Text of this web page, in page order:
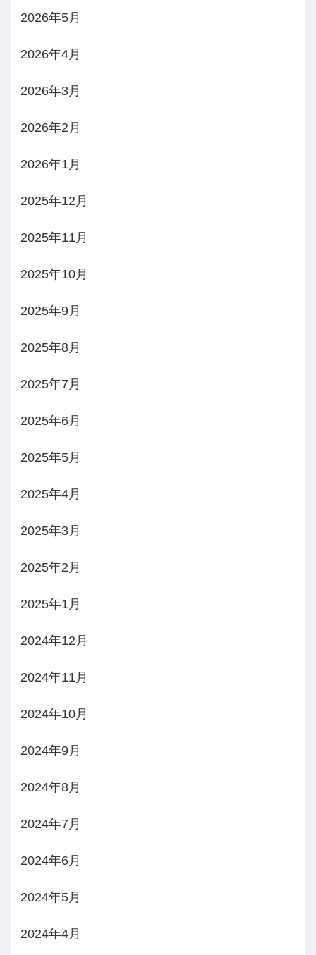
2026年5月
2026年4月
2026年3月
2026年2月
2026年1月
2025年12月
2025年11月
2025年10月
2025年9月
2025年8月
2025年7月
2025年6月
2025年5月
2025年4月
2025年3月
2025年2月
2025年1月
2024年12月
2024年11月
2024年10月
2024年9月
2024年8月
2024年7月
2024年6月
2024年5月
2024年4月